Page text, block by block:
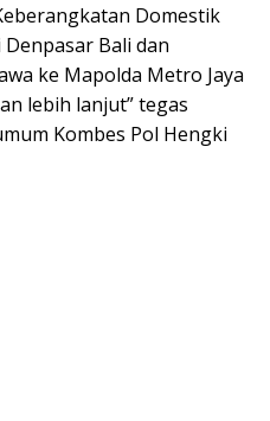
Domestik
Bali dan
ke Mapolda Metro Jaya
lebih lanjut” tegas
Kombes Pol Hengki